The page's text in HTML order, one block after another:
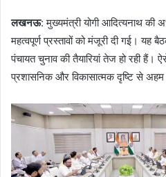
लखनऊ: मुख्यमंत्री योगी आदित्यनाथ की
महत्वपूर्ण प्रस्तावों को मंजूरी दी गई।
पंचायत चुनाव की तैयारियां तेज हो रही
प्रशासनिक और विकासात्मक दृष्टि से अहम